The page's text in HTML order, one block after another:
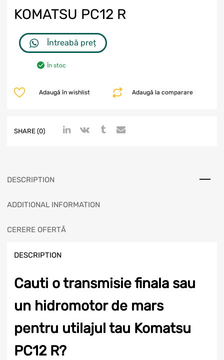
KOMATSU PC12 R
Întreabă preț
În stoc
Adaugă la comparare
Adaugă în wishlist
SHARE (0)
DESCRIPTION
ADDITIONAL INFORMATION
CERERE OFERTĂ
DESCRIPTION
Cauti o transmisie finala sau
un hidromotor de mars
pentru utilajul tau Komatsu
PC12 R?